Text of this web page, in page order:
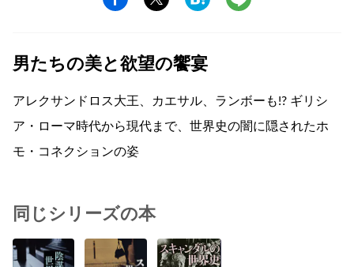
男たちの美と欲望の饗宴
アレクサンドロス大王、カエサル、ランボーも!? ギリシ
ア・ローマ時代から現代まで、世界史の闇に隠されたホ
モ・コネクションの姿
同じシリーズの本